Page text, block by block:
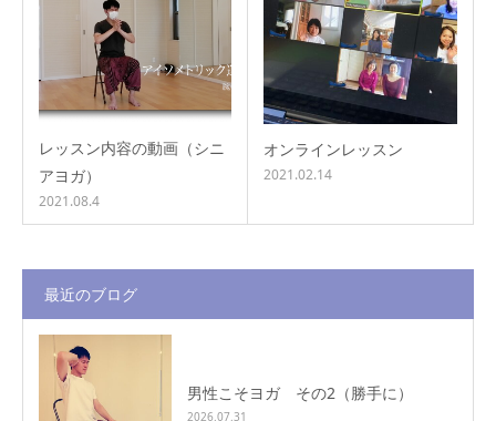
レッスン内容の動画（シニ
アヨガ）
2021.08.4
オンラインレッスン
2021.02.14
最近のブログ
男性こそヨガ その2（勝手に）
2026.07.31